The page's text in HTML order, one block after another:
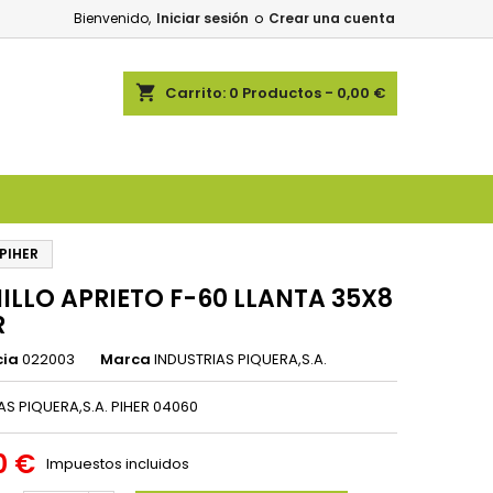
Bienvenido, Iniciar sesión o Crear una cuenta
shopping_cart Carrito: 0 Productos - 0,00 €
APRIETO F-60 LLANTA 35X8
022003 Marca INDUSTRIAS PIQUERA,S.A.
PIQUERA,S.A. PIHER 04060
€ Impuestos incluidos